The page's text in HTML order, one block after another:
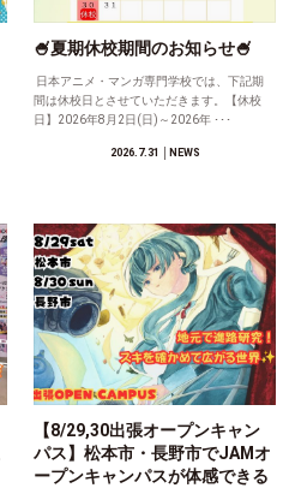
🍧夏期休校期間のお知らせ🍧
日本アニメ・マンガ専門学校では、下記期
間は休校日とさせていただきます。【休校
日】2026年8月2日(日)～2026年 ･･･
2026.7.31 │NEWS
【8/29,30出張オープンキャン
パス】松本市・長野市でJAMオ
ープンキャンパスが体感できる